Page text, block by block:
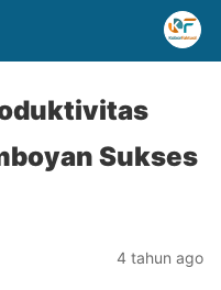
Sukses
4 tahun ago